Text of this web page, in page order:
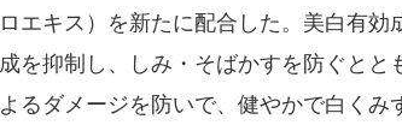
ロエキス）を新たに配合した。美白有
成を抑制し、しみ・そばかすを防ぐと
よるダメージを防いで、健やかで白くみ